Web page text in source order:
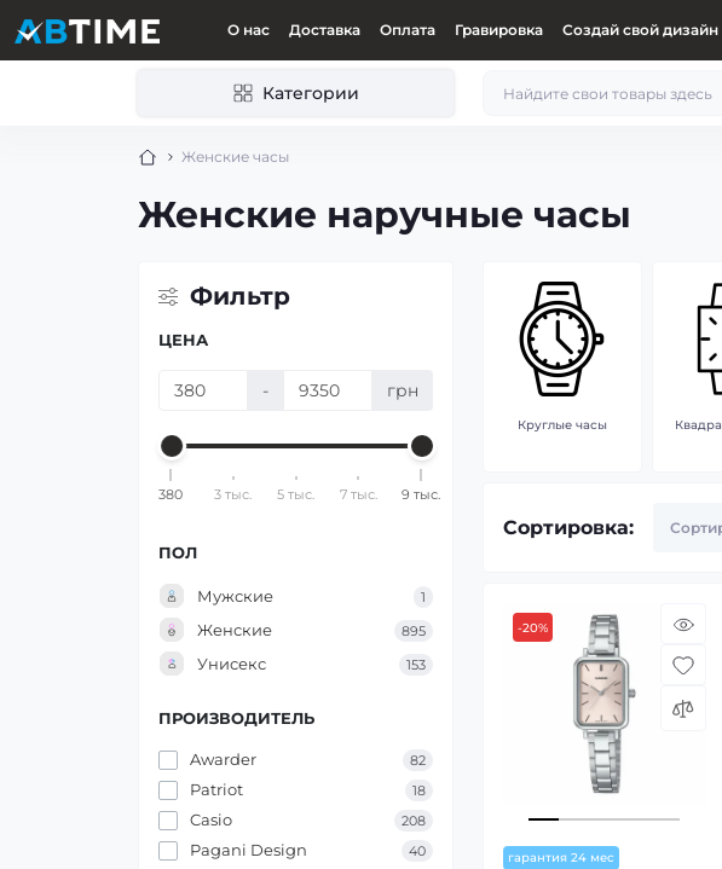
О нас Доставка Оплата Гравировка Создай свой дизайн
Категории
Женские часы
Женские наручные часы
Фильтр
ЦЕНА
- грн
380 3 тыс. 5 тыс. 7 тыс. 9 тыс.
ПОЛ
Мужские 1
Женские 895
Унисекс 153
ПРОИЗВОДИТЕЛЬ
Awarder 82
Patriot 18
Casio 208
Pagani Design 40
Круглые часы
Сортировка:
-20%
гарантия 24 мес